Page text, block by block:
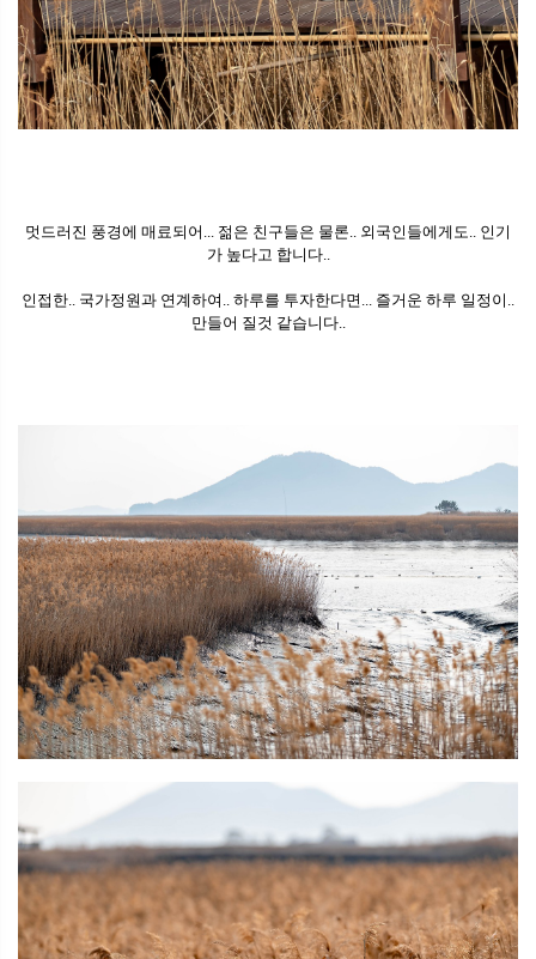
멋드러진 풍경에 매료되어... 젊은 친구들은 물론.. 외국인들에게도.. 인기
가 높다고 합니다..
인접한.. 국가정원과 연계하여.. 하루를 투자한다면... 즐거운 하루 일정이..
만들어 질것 같습니다..